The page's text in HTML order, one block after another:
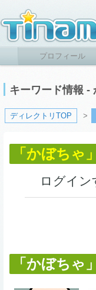
プロフィール
キーワード情報 -
ディレクトリTOP >
「かぼちゃ
ログイ
「かぼちゃ